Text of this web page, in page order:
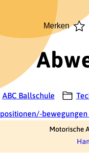
Merken
ABC Ballschule
Motorische